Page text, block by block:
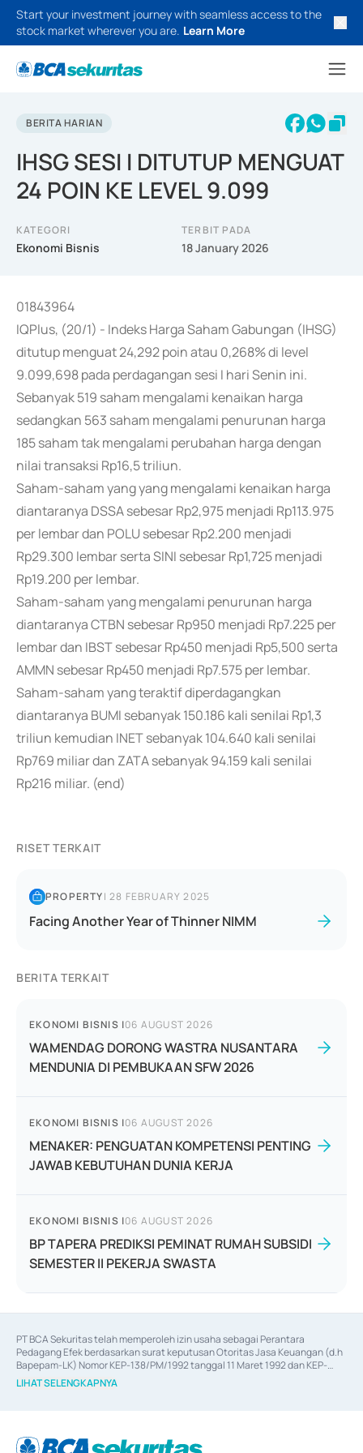
Start your investment journey with seamless access to the
stock market wherever you are. Learn More
BERITA HARIAN
IHSG SESI I DITUTUP MENGUAT
24 POIN KE LEVEL 9.099
KATEGORI
Ekonomi Bisnis
TERBIT PADA
18 January 2026
01843964
IQPlus, (20/1) - Indeks Harga Saham Gabungan (IHSG)
ditutup menguat 24,292 poin atau 0,268% di level
9.099,698 pada perdagangan sesi I hari Senin ini.
Sebanyak 519 saham mengalami kenaikan harga
sedangkan 563 saham mengalami penurunan harga
185 saham tak mengalami perubahan harga dengan
nilai transaksi Rp16,5 triliun.
Saham-saham yang yang mengalami kenaikan harga
diantaranya DSSA sebesar Rp2,975 menjadi Rp113.975
per lembar dan POLU sebesar Rp2.200 menjadi
Rp29.300 lembar serta SINI sebesar Rp1,725 menjadi
Rp19.200 per lembar.
Saham-saham yang mengalami penurunan harga
diantaranya CTBN sebesar Rp950 menjadi Rp7.225 per
lembar dan IBST sebesar Rp450 menjadi Rp5,500 serta
AMMN sebesar Rp450 menjadi Rp7.575 per lembar.
Saham-saham yang teraktif diperdagangkan
diantaranya BUMI sebanyak 150.186 kali senilai Rp1,3
triliun kemudian INET sebanyak 104.640 kali senilai
Rp769 miliar dan ZATA sebanyak 94.159 kali senilai
Rp216 miliar. (end)
RISET TERKAIT
PROPERTY|28 FEBRUARY 2025
Facing Another Year of Thinner NIMM
BERITA TERKAIT
EKONOMI BISNIS |06 AUGUST 2026
WAMENDAG DORONG WASTRA NUSANTARA
MENDUNIA DI PEMBUKAAN SFW 2026
EKONOMI BISNIS |06 AUGUST 2026
MENAKER: PENGUATAN KOMPETENSI PENTING
JAWAB KEBUTUHAN DUNIA KERJA
EKONOMI BISNIS |06 AUGUST 2026
BP TAPERA PREDIKSI PEMINAT RUMAH SUBSIDI
SEMESTER II PEKERJA SWASTA
PT BCA Sekuritas telah memperoleh izin usaha sebagai Perantara
Pedagang Efek berdasarkan surat keputusan Otoritas Jasa Keuangan (d.h
Bapepam-LK) Nomor KEP-138/PM/1992 tanggal 11 Maret 1992 dan KEP-
06/D.04/2014 tanggal 28 Februari 2014, izin usaha sebagai Penjamin Emisi
Efek berdasarkan surat keputusan Otoritas Jasa Keuangan Nomor KEP-
berdasarkan surat keputusan Otoritas Jasa Keuangan Nomor S-
LIHAT SELENGKAPNYA